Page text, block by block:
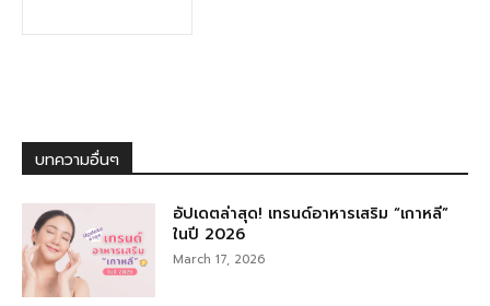
บทความอื่นๆ
อัปเดตล่าสุด! เทรนด์อาหารเสริม “เกาหลี”
ในปี 2026
March 17, 2026